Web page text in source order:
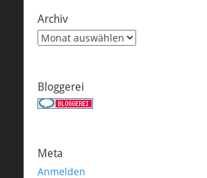
Archiv
Archiv
Bloggerei
Meta
Anmelden